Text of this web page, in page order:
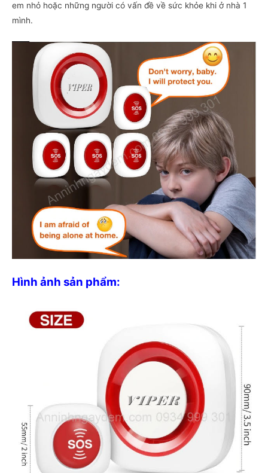
em nhỏ hoặc những người có vấn đề về sức khỏe khi ở nhà 1
mình.
Hình ảnh sản phẩm: